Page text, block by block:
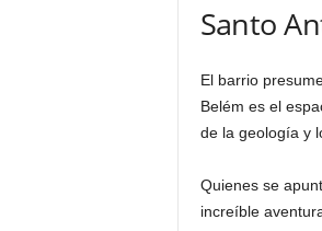
Santo
El barrio
Belém es el
de la geología y
Quienes se
increíble